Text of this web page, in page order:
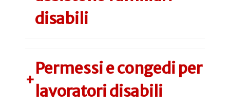
disabili
+
Permessi e congedi per
lavoratori disabili